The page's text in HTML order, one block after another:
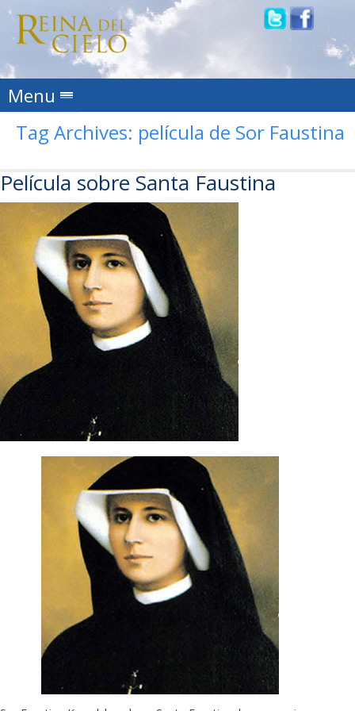
Menu Skip to content
Tag Archives: película de Sor Faustina
Película sobre Santa Faustina